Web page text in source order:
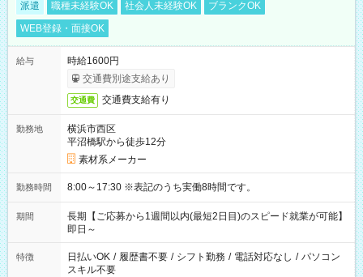
派遣 職種未経験OK 社会人未経験OK
ブランクOK
WEB登録・面接OK
給与
時給1600円
交通費別途支給あり
交通費 交通費支給有り
勤務地
横浜市西区
平沼橋駅から徒歩12分
素材系メーカー
勤務時間 8:00～17:30 ※表記のうち実働8時間です。
期間
長期【ご応募から1週間以内(最短2日目)のスピード就業が可能】
即日～
特徴 日払いOK / 履歴書不要 / シフト勤務 / 電話対応なし / パソコン
スキル不要